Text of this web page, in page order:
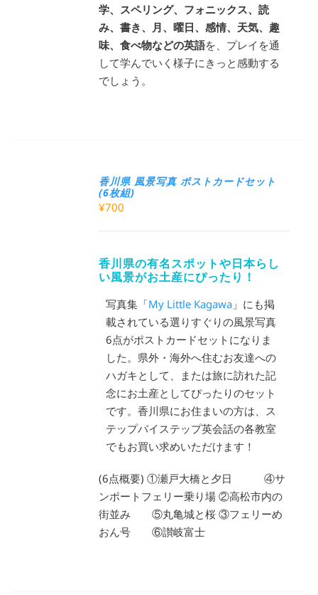
学、スペリング、フォニックス、読
み、書き、月、曜日、感情、天気、趣
味、食べ物などの英語を、プレイを通
して学んでいく様子にきっと感動する
でしょう。
香川県 風景写真 ポストカードセット
(6枚組)
¥700
香川県の有名スポットや日本らし
い風景がお土産にぴったり！
写真集「My Little Kagawa 」にも掲
載されている選りすぐりの風景写真
6点がポストカードセットになりま
した。県外・海外へ住むお友達への
ハガキとして、または旅に訪れた記
念にお土産としてぴったりのセット
です。香川県にお住まいの方は、ス
テップバイステップ英会話の各教室
でもお買い求めいただけます！
(6点概要) ①瀬戸大橋と夕日 ④サ
ンポートフェリー乗り場 ②高松市内の
街並み ⑤丸亀城と桜 ③フェリーめ
おん号 ⑥讃岐富士